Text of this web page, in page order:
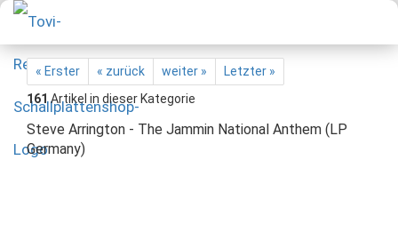
« Erster « zurück weiter »
Letzter »
161Artikel in dieser Kategorie
Steve Arrington - The Jammin National Anthem (LP
Germany)